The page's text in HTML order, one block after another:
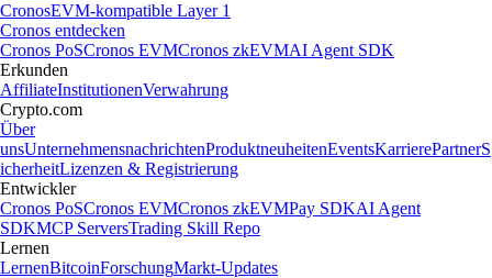
CronosEVM-kompatible Layer 1
Cronos entdecken
Cronos PoSCronos EVMCronos zkEVMAI Agent SDK
Erkunden
AffiliateInstitutionenVerwahrung
Crypto.com
Über
unsUnternehmensnachrichtenProduktneuheitenEventsKarrierePartnerS
icherheitLizenzen & Registrierung
Entwickler
Cronos PoSCronos EVMCronos zkEVMPay SDKAI Agent
SDKMCP ServersTrading Skill Repo
Lernen
LernenBitcoinForschungMarkt-Updates